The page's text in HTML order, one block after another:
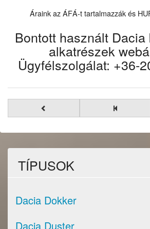
Áraink az ÁFÁ-t tartalmazzák és
Bontott használt
alkatrészek
Ügyfélszolgálat: +36-
TÍPUSOK
Dacia Dokker
Dacia Duster